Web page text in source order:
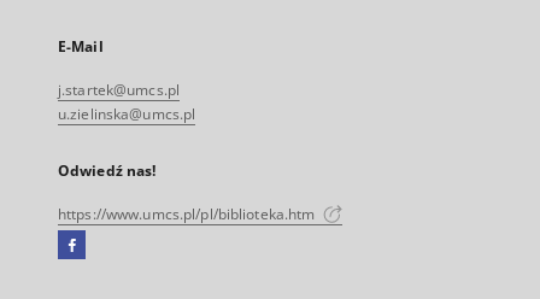
E-Mail
j.startek@umcs.pl
u.zielinska@umcs.pl
Odwiedź nas!
https://www.umcs.pl/pl/biblioteka.htm
Facebook